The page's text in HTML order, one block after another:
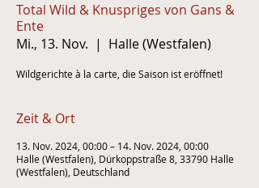
Total Wild & Knuspriges von Gans &
Ente
Mi., 13. Nov.
  |
Halle (Westfalen)
Wildgerichte à la carte, die Saison ist eröffnet!
Zeit & Ort
13. Nov. 2024, 00:00 – 14. Nov. 2024, 00:00
Halle (Westfalen), Dürkoppstraße 8, 33790 Halle
(Westfalen), Deutschland